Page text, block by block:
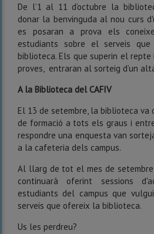
De l’1 al 11 d’octubre la
donar la benvinguda al nou curs
es posaran a prova els
estudiants sobre el serveis
biblioteca. Els que superin el
proves, entraran al sorteig d’un
A la Biblioteca del CAFIV
El 13 de setembre, la biblioteca va
de formació a tots els graus i
respondre una enquesta van
a la cafeteria dels campus.
Al llarg de tot el mes de
continuarà oferint sessions
estudiants del campus que
serveis que ofereix la biblioteca.
Us les perdreu?